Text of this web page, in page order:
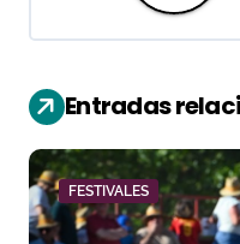
i
ó
n
d
Entradas
FESTIVALES